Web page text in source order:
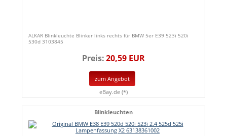
ALKAR Blinkleuchte Blinker links rechts für BMW 5er E39 523i 520i
530d 3103845
Preis:20,59 EUR
zum Angebot
eBay.de (*)
Blinkleuchten